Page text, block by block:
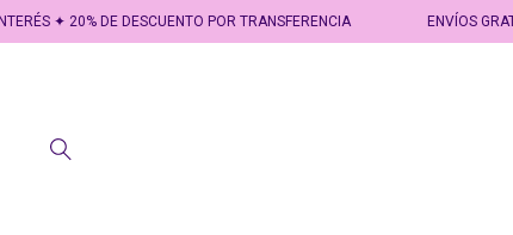
DESCUENTO POR TRANSFERENCIA ENVÍOS GRATIS A